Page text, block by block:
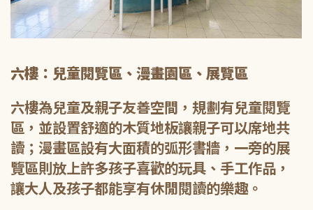
六樓：兒童閱覽區、漫畫園區、展覽區
六樓為兒童及親子友善空間，規劃有兒童閱覽
區，並設置舒適的木質地板讓親子可以席地共
讀；漫畫區設有大面積的弧形書牆，一旁的展
覽區則放上許多孩子喜歡的玩具、手工作品，
讓大人及孩子都能享有休閒閱讀的樂趣。